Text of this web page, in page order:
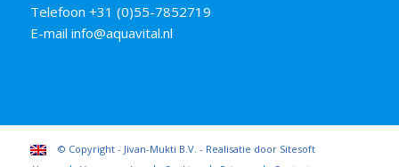
Telefoon +31 (0)55-7852719
E-mail info@aquavital.nl
© Copyright - Jivan-Mukti B.V. - Realisatie door Sitesoft